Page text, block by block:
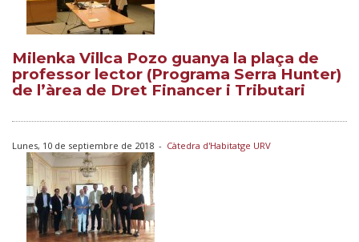
Milenka Villca Pozo guanya la plaça de
professor lector (Programa Serra Hunter)
de l’àrea de Dret Financer i Tributari
Lunes, 10 de septiembre de 2018 - Càtedra d'Habitatge URV